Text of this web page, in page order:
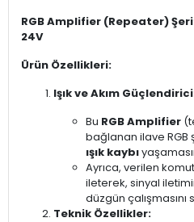
RGB Amplifier (Repeater)
24V
Ürün Özellikleri:
Işık ve Akım
Bu RGB Amplifier
bağlanan ilave RGB
ışık kaybı
Ayrıca, verilen
ileterek, sinyal
düzgün çalışmasını
Teknik Özellikler: